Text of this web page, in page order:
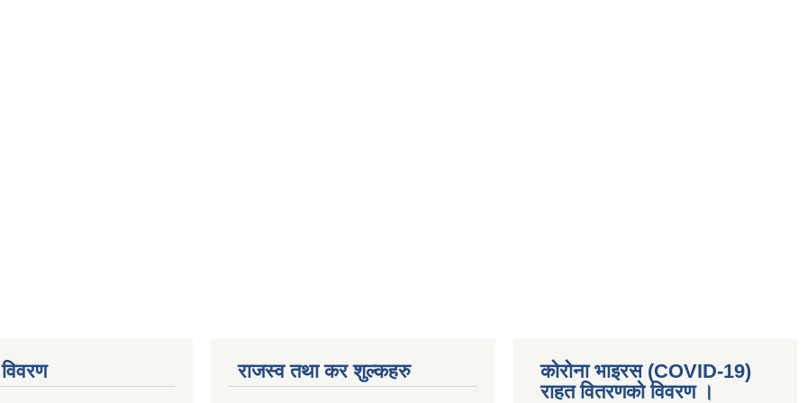
राजस्व तथा कर शुल्कहरु
कोरोना भाइरस (COVID-19)
राहत वितरणको विवरण ।